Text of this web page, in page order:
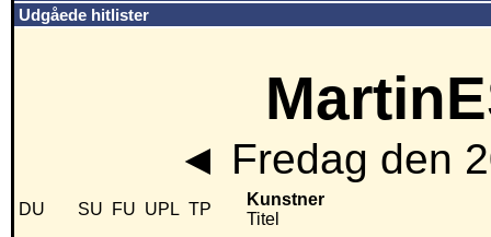
Udgåede hitlister
◄ Fredag den
DU SU FU UPL TP
Kunstner
Titel